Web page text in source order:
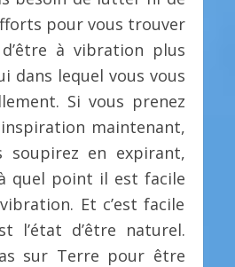
pour vous trouver
à vibration plus
dans lequel vous vous
Si vous prenez
maintenant,
soupirez en expirant,
quel point il est facile
Et c’est facile
l’état d’être naturel.
sur Terre pour être